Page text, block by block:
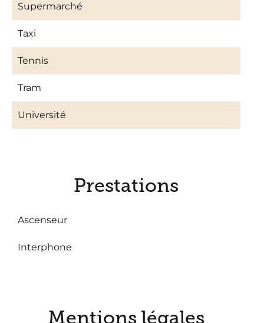
Supermarché
Taxi
Tennis
Tram
Université
Prestations
Ascenseur
Interphone
Mentions légales